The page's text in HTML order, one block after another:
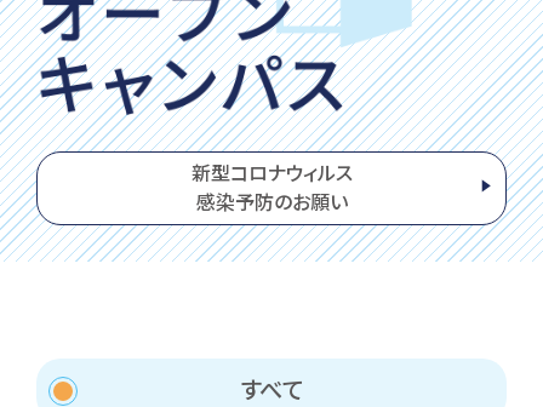
〒062-0903 北海道札幌市豊平区豊平３条５丁目１-３８
新型コロナウィルス
感染予防のお願い
すべて